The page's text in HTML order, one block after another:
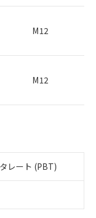
M12
M12
レート (PBT)
用すること
いる法人を